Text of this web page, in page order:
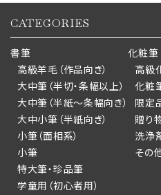
CATEGORIES
書筆
高級羊毛（作品向き）
大中筆（半切・条幅以上）
大中筆（半紙～条幅向き）
大中小筆（半紙向き）
小筆（面相系）
小筆
特大筆・珍品筆
学童用（初心者用）
化粧筆
高級
化粧
限定
贈り
洗浄
その